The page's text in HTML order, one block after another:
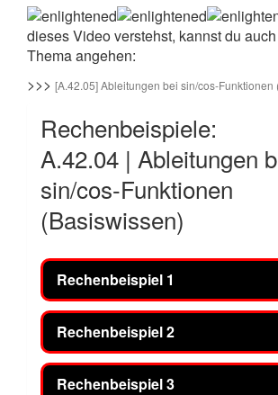
dieses Video verstehst, kannst du
Thema angehen:
>>> [A.42.05] Ableitungen bei sin/cos-Funktionen
Rechenbeispiele:
A.42.04 | Ableitungen
sin/cos-Funktionen
(Basiswissen)
Rechenbeispiel 1
Rechenbeispiel 2
Rechenbeispiel 3